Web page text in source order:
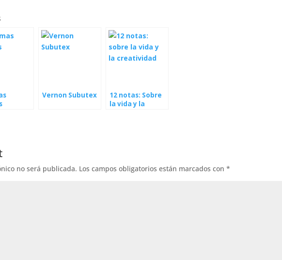
Vernon Subutex
12 notas: Sobre
la vida y la
no será publicada. Los campos obligatorios están marcados con*